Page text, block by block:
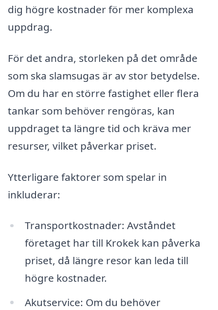
dig högre kostnader för mer komplexa
uppdrag.
För det andra, storleken på det område
som ska slamsugas är av stor betydelse.
Om du har en större fastighet eller flera
tankar som behöver rengöras, kan
uppdraget ta längre tid och kräva mer
resurser, vilket påverkar priset.
Ytterligare faktorer som spelar in
inkluderar:
Transportkostnader: Avståndet
företaget har till Krokek kan påverka
priset, då längre resor kan leda till
högre kostnader.
Akutservice: Om du behöver